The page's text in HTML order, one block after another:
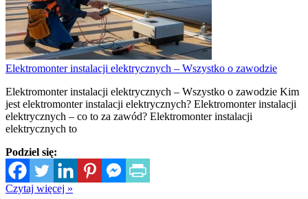
Elektromonter instalacji elektrycznych – Wszystko o zawodzie
Elektromonter instalacji elektrycznych – Wszystko o zawodzie Kim
jest elektromonter instalacji elektrycznych? Elektromonter instalacji
elektrycznych – co to za zawód? Elektromonter instalacji
elektrycznych to
Podziel się:
Czytaj więcej »